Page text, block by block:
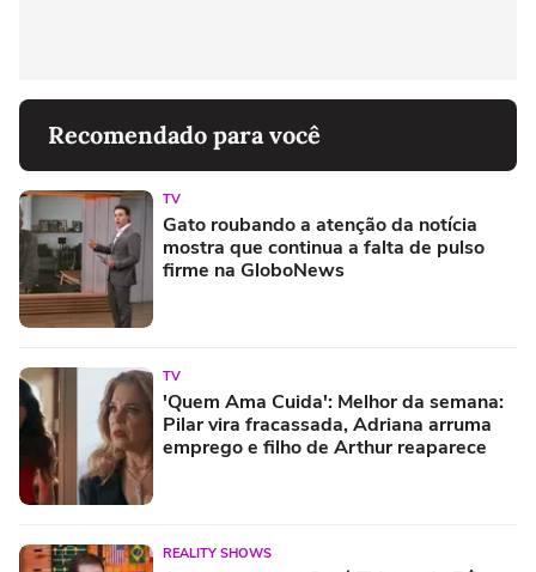
Recomendado para você
TV
Gato roubando a atenção da notícia
mostra que continua a falta de pulso
firme na GloboNews
TV
'Quem Ama Cuida': Melhor da semana:
Pilar vira fracassada, Adriana arruma
emprego e filho de Arthur reaparece
REALITY SHOWS